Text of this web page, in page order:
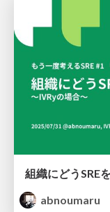
組織にどうSRE
abnoumaru